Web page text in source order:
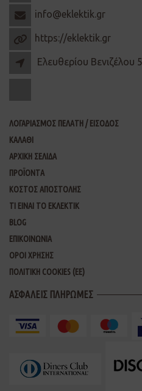
info@eklektik.gr
https://eklektik.gr
Ελευθερίου
ΛΟΓΑΡΙΑΣΜΟΣ ΠΕΛΑΤΗ / ΕΙΣΟΔΟΣ
ΚΑΛΑΘΙ
ΑΡΧΙΚΗ ΣΕΛΙΔΑ
ΠΡΟΪΟΝΤΑ
ΚΟΣΤΟΣ ΑΠΟΣΤΟΛΗΣ
ΤΙ ΕΙΝΑΙ ΤΟ ΕΚΛΕΚΤΙΚ
BLOG
ΕΠΙΚΟΙΝΩΝΙΑ
ΟΡΟΙ ΧΡΗΣΗΣ
ΠΟΛΙΤΙΚΗ COOKIES (ΕΕ)
ΑΣΦΑΛΕΙΣ ΠΛΗΡΩΜΕΣ